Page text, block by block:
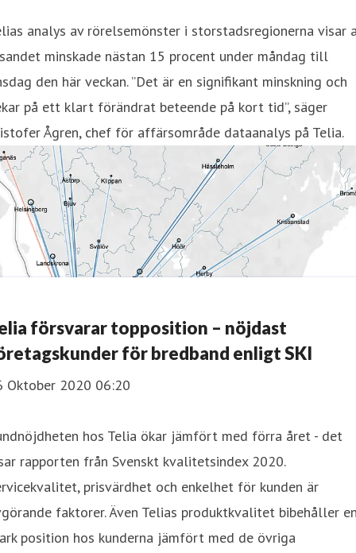
analys av rörelsemönster i storstadsregionerna visar
minskade nästan 15 procent under måndag till
den här veckan. ”Det är en signifikant minskning och
på ett klart förändrat beteende på kort tid”, säger
Ågren, chef för affärsområde dataanalys på Telia.
försvarar topposition – nöjdast
för bredband enligt SKI
Oktober 2020 06:20
hos Telia ökar jämfört med förra året - det
rapporten från Svenskt kvalitetsindex 2020.
prisvärdhet och enkelhet för kunden är
faktorer. Även Telias produktkvalitet bibehåller
position hos kunderna jämfört med de övriga